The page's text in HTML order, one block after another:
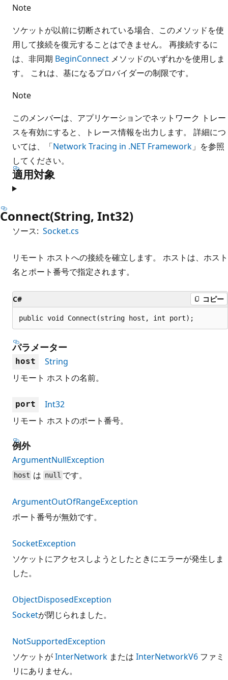
Note
ソケットが以前に切断されている場合、このメソッドを使
用して接続を復元することはできません。 再接続するに
は、非同期 BeginConnect メソッドのいずれかを使用しま
す。 これは、基になるプロバイダーの制限です。
Note
このメンバーは、アプリケーションでネットワーク トレー
スを有効にすると、トレース情報を出力します。 詳細につ
いては、「Network Tracing in .NET Framework 」を参照
してください。
適用対象
Connect(String, Int32)
ソース: Socket.cs
リモート ホストへの接続を確立します。 ホストは、ホスト
名とポート番号で指定されます。
C# コピー
public void Connect(string host, int port);
パラメーター
host
String
リモート ホストの名前。
port
Int32
リモート ホストのポート番号。
例外
ArgumentNullException
host は null です。
ArgumentOutOfRangeException
ポート番号が無効です。
SocketException
ソケットにアクセスしようとしたときにエラーが発生しま
した。
ObjectDisposedException
Socketが閉じられました。
NotSupportedException
ソケットがInterNetwork または InterNetworkV6 ファミ
リにありません。